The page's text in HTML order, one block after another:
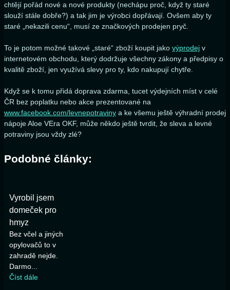
chtějí pořád nové a nové produkty (nechápu proč, když ty staré
slouží stále dobře?) a tak jim je výrobci dopřávají. Ovšem aby ty
staré „nekazili cenu“, musí ze značkových prodejen pryč.
To je potom možné takové „staré“ zboží koupit jako výprodej v
internetovém obchodu, který dodržuje všechny zákony a předpisy o
kvalitě zboží, jen využívá slevy pro ty, kdo nakupují chytře.
Když se k tomu přidá doprava zdarma, tucet výdejních míst v celé
ČR bez poplatku nebo akce prezentované na
www.facebook.com/levnepotraviny a ke všemu ještě výhradní prodej
nápoje Aloe VEra OKF, může někdo ještě tvrdit, že sleva a levné
potraviny jsou vždy zlé?
Podobné články:
Vyrobil jsem
domeček pro
hmyz
Bez včel a jiných
opylovačů to v
zahradě nejde.
Darmo...
Číst dále